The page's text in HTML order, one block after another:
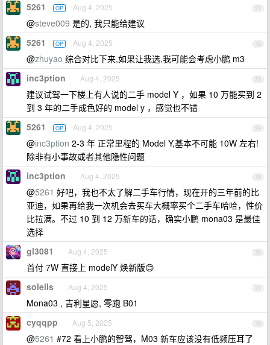
71
5261 OP Aug 4, 2025
@steve009 是的, 我只能给建议
72
5261 OP Aug 4, 2025
@zhuyao 综合对比下来,如果让我选,我可能会考虑小鹏 m3
73
inc3ption Aug 4, 2025
建议试驾一下楼上有人说的二手 model Y ，如果 10 万能买到 2
到 3 年的二手成色好的 model y ，感觉也不错
74
5261 OP Aug 4, 2025
@inc3ption 2-3 年 正常里程的 Model Y,基本不可能 10W 左右!
除非有小事故或者其他隐性问题
75
inc3ption Aug 4, 2025
@5261 好吧，我也不太了解二手车行情，现在开的三年前的比
亚迪，如果再给我一次机会去买车大概率买个二手车哈哈，性价
比拉满。不过 10 到 12 万新车的话，确实小鹏 mona03 是最佳
选择
76
gl3081 Aug 4, 2025
首付 7W 直接上 modelY 焕新版😊
77
soleils Aug 4, 2025
Mona03 , 吉利星愿, 零跑 B01
78
cyqqpp Aug 5, 2025
@5261 #72 看上小鹏的智驾，M03 新车应该没有低频压耳了